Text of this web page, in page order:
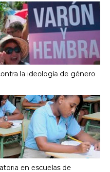
la ideología de género
en escuelas de